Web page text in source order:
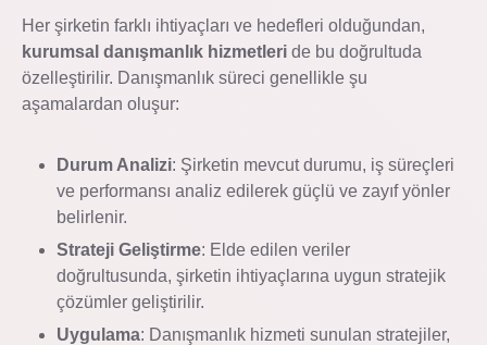
Her şirketin farklı ihtiyaçları ve hedefleri olduğundan,
kurumsal danışmanlık hizmetleri de bu doğrultuda
özelleştirilir. Danışmanlık süreci genellikle şu
aşamalardan oluşur:
Durum Analizi: Şirketin mevcut durumu, iş süreçleri
ve performansı analiz edilerek güçlü ve zayıf yönler
belirlenir.
Strateji Geliştirme: Elde edilen veriler
doğrultusunda, şirketin ihtiyaçlarına uygun stratejik
çözümler geliştirilir.
Uygulama: Danışmanlık hizmeti sunulan stratejiler,